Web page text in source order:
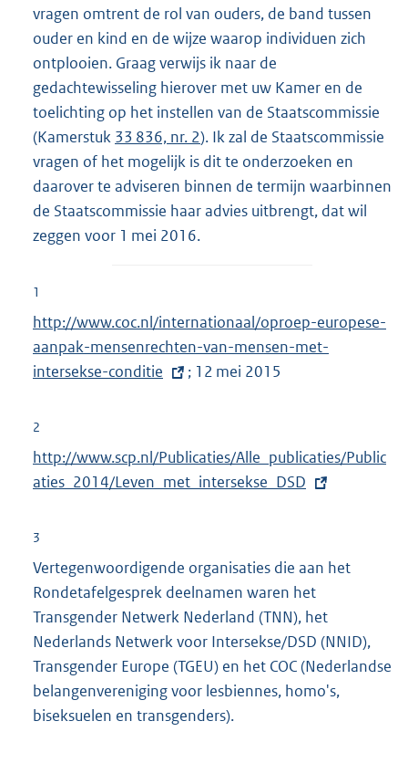
vragen omtrent de rol van ouders, de band tussen
ouder en kind en de wijze waarop individuen zich
ontplooien. Graag verwijs ik naar de
gedachtewisseling hierover met uw Kamer en de
toelichting op het instellen van de Staatscommissie
(Kamerstuk 33 836, nr. 2). Ik zal de Staatscommissie
vragen of het mogelijk is dit te onderzoeken en
daarover te adviseren binnen de termijn waarbinnen
de Staatscommissie haar advies uitbrengt, dat wil
zeggen voor 1 mei 2016.
1
E
x
t
r
e
l
n
k
:
http://www.coc.nl/internationaal/oproep-europese-
aanpak-mensenrechten-van-mensen-met-
intersekse-conditie
; 12 mei 2015
2
E
x
e
http://www.scp.nl/Publicaties/Alle_publicaties/Public
aties_2014/Leven_met_intersekse_DSD
3
Vertegenwoordigende organisaties die aan het
Rondetafelgesprek deelnamen waren het
Transgender Netwerk Nederland (TNN), het
Nederlands Netwerk voor Intersekse/DSD (NNID),
Transgender Europe (TGEU) en het COC (Nederlandse
belangenvereniging voor lesbiennes, homo's,
biseksuelen en transgenders).